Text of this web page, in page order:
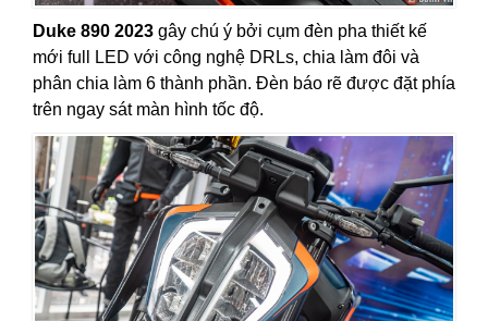
Duke 890 2023 gây chú ý bởi cụm đèn pha thiết kế
mới full LED với công nghệ DRLs, chia làm đôi và
phân chia làm 6 thành phần. Đèn báo rẽ được đặt phía
trên ngay sát màn hình tốc độ.